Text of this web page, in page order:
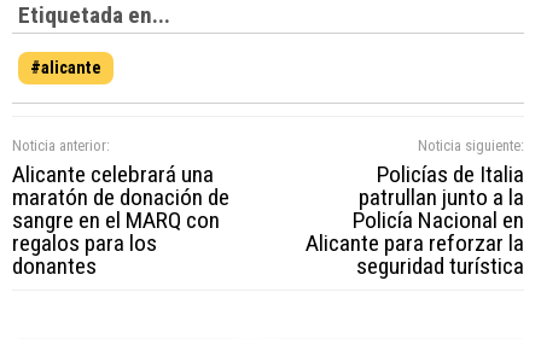
Etiquetada en...
#alicante
Noticia anterior:
Alicante celebrará una
maratón de donación de
sangre en el MARQ con
regalos para los
donantes
Noticia siguiente:
Policías de Italia
patrullan junto a la
Policía Nacional en
Alicante para reforzar la
seguridad turística